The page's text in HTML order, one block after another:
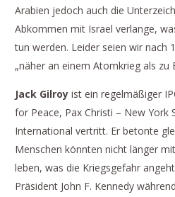
Arabien jedoch auch die
Abkommen mit Israel verlange,
tun werden. Leider seien wir nach
„näher an einem Atomkrieg als zu
Jack Gilroyist ein regelmäßiger
for Peace, Pax Christi – New York
International vertritt. Er betonte
Menschen könnten nicht länger
leben, was die Kriegsgefahr
Präsident John F. Kennedy